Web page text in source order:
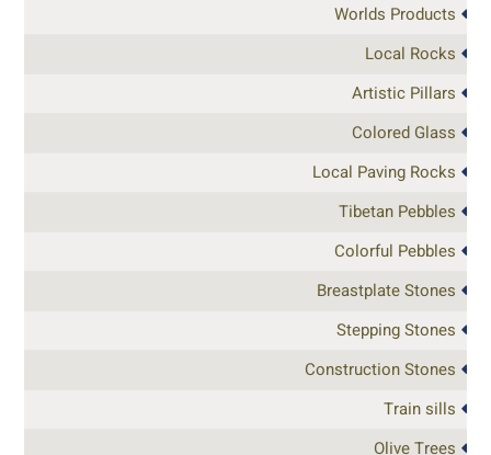
Worlds Products
Local Rocks
Artistic Pillars
Colored Glass
Local Paving Rocks
Tibetan Pebbles
Colorful Pebbles
Breastplate Stones
Stepping Stones
Construction Stones
Train sills
Olive Trees